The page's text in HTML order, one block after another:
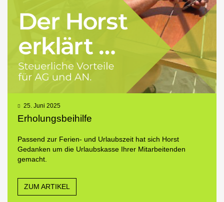
25. Juni 2025
Erholungsbeihilfe
Passend zur Ferien- und Urlaubszeit hat sich Horst
Gedanken um die Urlaubskasse Ihrer Mitarbeitenden
gemacht.
ZUM ARTIKEL